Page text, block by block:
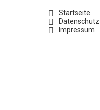
Startseite
Datenschutz
Impressum